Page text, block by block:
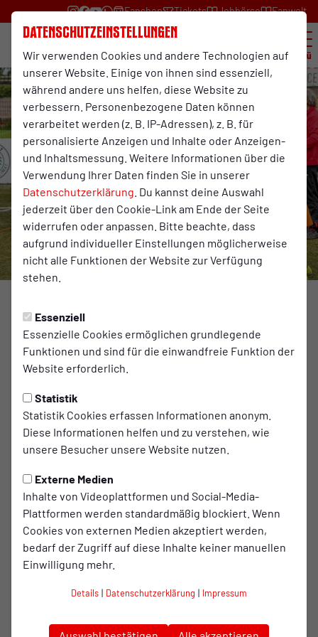
Datenschutzeinstellungen
Wir verwenden Cookies und andere Technologien auf
unserer Website. Einige von ihnen sind essenziell,
während andere uns helfen, diese Website zu
verbessern. Personenbezogene Daten können
verarbeitet werden (z. B. IP-Adressen), z. B. für
personalisierte Anzeigen und Inhalte oder Anzeigen-
und Inhaltsmessung. Weitere Informationen über die
Verwendung Ihrer Daten finden Sie in unserer
Datenschutzerklärung . Du kannst deine Auswahl
jederzeit über den Cookie-Link am Ende der Seite
widerrufen oder anpassen. Bitte beachte, dass
aufgrund individueller Einstellungen möglicherweise
nicht alle Funktionen der Website zur Verfügung
stehen.
Essenziell
Essenzielle Cookies ermöglichen grundlegende
Funktionen und sind für die einwandfreie Funktion der
Website erforderlich.
Statistik
Statistik Cookies erfassen Informationen anonym.
Diese Informationen helfen und zu verstehen, wie
unsere Besucher unsere Website nutzen.
Externe Medien
Inhalte von Videoplattformen und Social-Media-
Plattformen werden standardmäßig blockiert. Wenn
Cookies von externen Medien akzeptiert werden,
bedarf der Zugriff auf diese Inhalte keiner manuellen
Einwilligung mehr.
Details | Datenschutzerklärung | Impressum
Fanshop Tickets Jobbörse Fanwelt
Menü
KIDS&CO Dienstag, 06.06.2023 13:45 Uhr
Torwandschießen beim evo-
kidsday
Am 22. und 23. Juli ist es endlich soweit! Dann findet der
evo-kidsday am RWO-Nachwuchszentrum statt. An den
beiden Tagen können sich Kinder im Alter von sechs bis
zwölf Jahren spielerisch messen und gemeinschaftlich
Jubiläumsjahr wird es dabei wieder das Torwandschießen
geben. Alle Jungs und Mädchen haben dabei sechs
Versuche und müssen „Drei unten und drei oben“
versenken. Die Station wird mit den Teamkameraden zum
spielerischen Wettkampf.Teilnehmen können wie gewohnt
alle fußballbegeisterten Mädchen und Jungen im Alter von
sechs bis zwölf Jahren, die in zwei Altersklassen auf die
Veranstaltungstage aufgeteilt werden.An diesen Tagen